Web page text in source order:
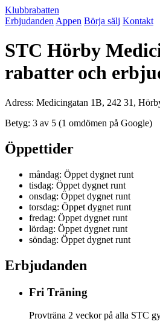
Klubbrabatten
Erbjudanden Appen Börja sälj Kontakt
STC Hörby
rabatter och
Adress: Medicingatan 1B, 242 31,
Betyg: 3 av 5 (1 omdömen på Google)
Öppettider
måndag: Öppet dygnet runt
tisdag: Öppet dygnet runt
onsdag: Öppet dygnet runt
torsdag: Öppet dygnet runt
fredag: Öppet dygnet runt
lördag: Öppet dygnet runt
söndag: Öppet dygnet runt
Erbjudanden
Fri Träning
Provträna 2 veckor på alla STC